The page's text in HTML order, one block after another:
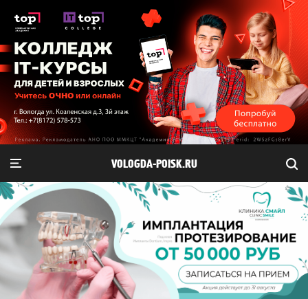
VOLOGDA-POISK.RU